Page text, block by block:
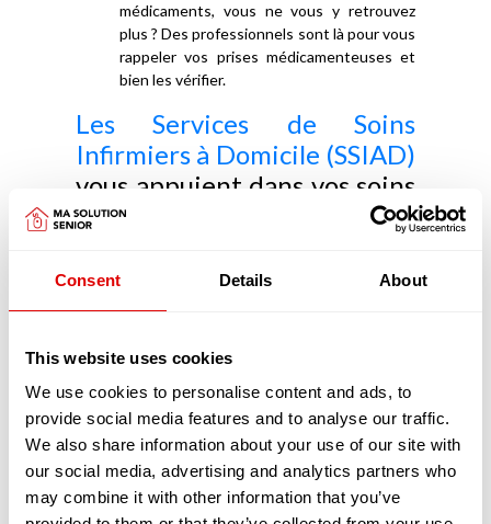
Consent Details About
This website uses cookies
We use cookies to personalise content and ads, to
provide social media features and to analyse our traffic.
We also share information about your use of our site with
our social media, advertising and analytics partners who
may combine it with other information that you’ve
médicaments, vous ne vous y retrouvez
plus ? Des professionnels sont là pour vous
rappeler vos prises médicamenteuses et
bien les vérifier.
Les Services de Soins
Infirmiers à Domicile (SSIAD)
vous appuient dans vos soins
médicaux
d'autonomie, d'éviter une hospitalisation ou d'en
faciliter le retour à domicile. Les SSIAD retardent
Principalement constitués d'infirmiers et d'aides-
soignants diplômés les SSIAD réalisent, pour
votre confort, de nombreux actes, chez vous :
Vous avez besoin de préparer vos
médicaments ou de les prendre ?
Heureusement que les infirmiers sont là
pour préparer vos piluliers afin que vous